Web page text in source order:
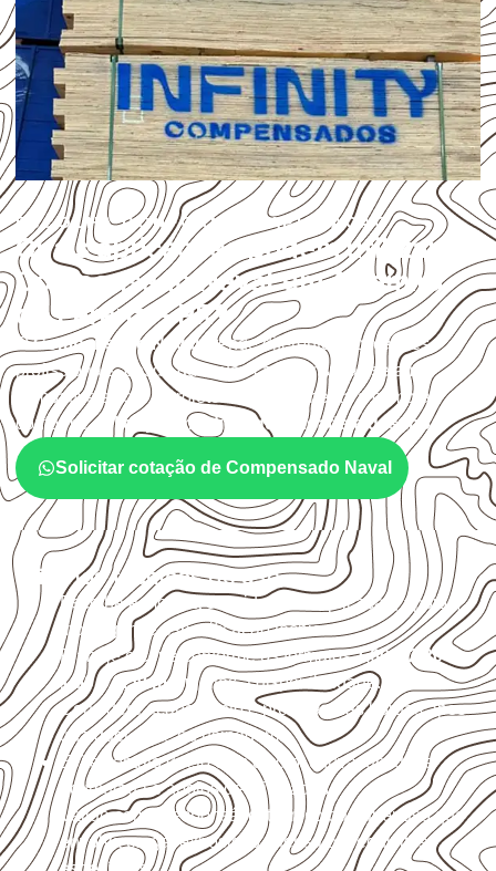
ESCOLHA CONFORME A APLICAÇÃO
Quais aplicações podem utilizar
Compensado Naval em Altamira
do Paraná – PR?
OCompensado Navalatende diferentes aplicações
profissionais, desde que suas características sejam
compatíveis com o projeto. A Infinity orienta a compra
conformeaplicação, medida, quantidade e destino.
Solicitar cotação de Compensado Naval
Critérios técnicos de uso
Escolha a medida considerando aplicação, apoios,
montagem e especificação técnica.
Planeje o corte conforme os formatos1,60 × 2,20 m e
1,60 × 2,50 m, sujeitos à disponibilidade.
Considere acabamento e proteção das bordas após
qualquer corte ou usinagem.
Evite contato direto com o solo, chuva, umidade
acumulada e apoios desnivelados.
Valide com o responsável técnico qualquer uso que
envolva carga, exposição intensa ou requisitos